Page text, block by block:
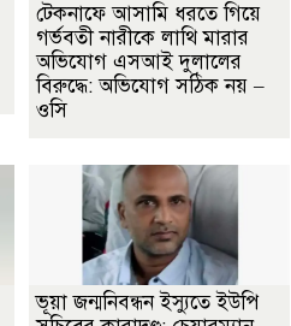
টেকনাফে আসামি ধরতে গিয়ে
গর্ভবতী নারীকে লাথি মারার
অভিযোগ এসআই দুলালের
বিরুদ্ধে: অভিযোগ সঠিক নয় –
ওসি
ভূয়া জন্মনিবন্ধন ইস্যুতে ইউপি